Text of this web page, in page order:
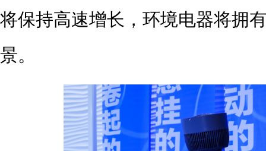
将保持高速增长，环境电器将拥
景。